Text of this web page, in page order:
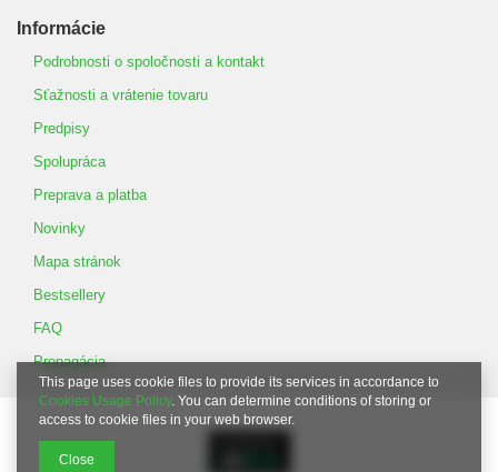
Informácie
Podrobnosti o spoločnosti a kontakt
Sťažnosti a vrátenie tovaru
Predpisy
Spolupráca
Preprava a platba
Novinky
Mapa stránok
Bestsellery
FAQ
Propagácia
This page uses cookie files to provide its services in accordance to
Cookies Usage Policy. You can determine conditions of storing or
access to cookie files in your web browser.
Close